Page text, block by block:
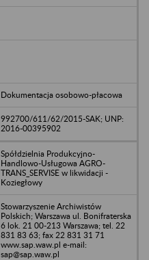
Dokumentacja osobowo-płacowa
992700/611/62/2015-SAK; UNP:
2016-00395902
Spółdzielnia Produkcyjno-
Handlowo-Usługowa AGRO-
TRANS_SERVISE w likwidacji -
Koziegłowy
Stowarzyszenie Archiwistów
Polskich; Warszawa ul. Bonifraterska
6 lok. 21 00-213 Warszawa; tel. 22
831 83 63; fax 22 831 31 71
www.sap.waw.pl e-mail:
sap@sap.waw.pl